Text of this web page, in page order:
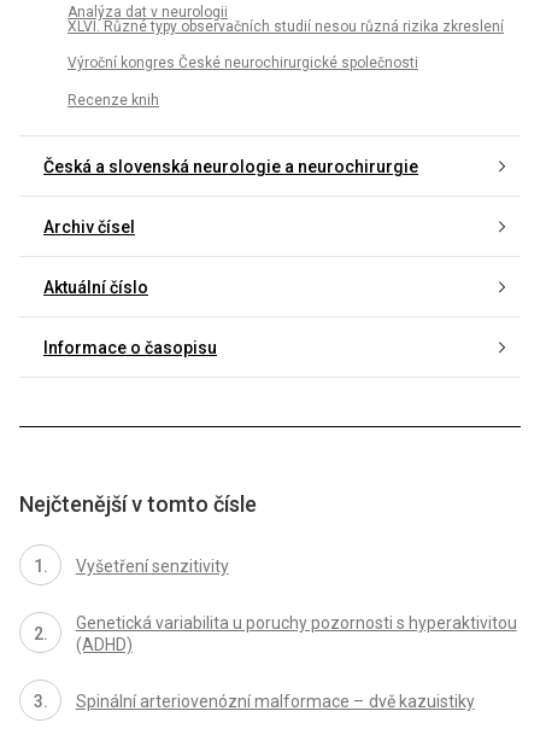
Analýza dat v neurologii
XLVI. Různé typy observačních studií nesou různá rizika zkreslení
Výroční kongres České neurochirurgické společnosti
Recenze knih
Česká a slovenská neurologie a neurochirurgie
Archiv čísel
Aktuální číslo
Informace o časopisu
Nejčtenější v tomto čísle
Vyšetření senzitivity
Genetická variabilita u poruchy pozornosti s hyperaktivitou
(ADHD)
Spinální arteriovenózní malformace – dvě kazuistiky